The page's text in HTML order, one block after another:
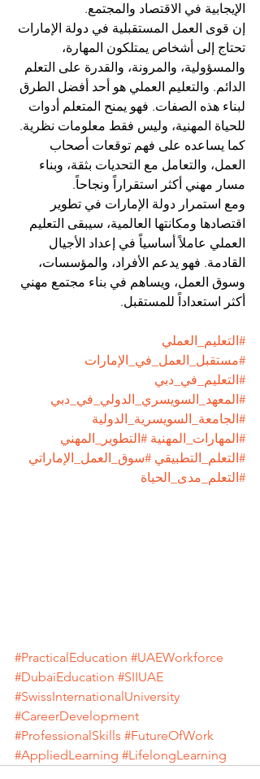
الإيجابية في الاقتصاد والمجتمع.
إن قوى العمل المستقبلية في دولة الإمارات
تحتاج إلى أشخاص يمتلكون المهارة،
والمسؤولية، والمرونة، والقدرة على التعلم
الدائم. والتعليم العملي هو أحد أفضل الطرق
لبناء هذه الصفات. فهو يمنح المتعلم أدوات
للحياة المهنية، وليس فقط معلومات نظرية.
كما يساعده على فهم توقعات أصحاب
العمل، والتعامل مع التحديات بثقة، وبناء
مسار مهني أكثر استقراراً ونجاحاً.
ومع استمرار دولة الإمارات في تطوير
اقتصادها ومكانتها العالمية، سيبقى التعليم
العملي عاملاً أساسياً في إعداد الأجيال
القادمة. فهو يدعم الأفراد، والمؤسسات،
وسوق العمل، ويساهم في بناء مجتمع مهني
أكثر استعداداً للمستقبل.
#التعليم_العملي
#مستقبل_العمل_في_الإمارات
#التعليم_في_دبي
#المعهد_السويسري_الدولي_في_دبي
#الجامعة_السويسرية_الدولية
#المهارات_المهنية #التطوير_المهني
#التعلم_التطبيقي #سوق_العمل_الإماراتي
#التعلم_مدى_الحياة
#PracticalEducation #UAEWorkforce
#DubaiEducation #SIIUAE
#SwissInternationalUniversity
#CareerDevelopment
#ProfessionalSkills #FutureOfWork
#AppliedLearning #LifelongLearning